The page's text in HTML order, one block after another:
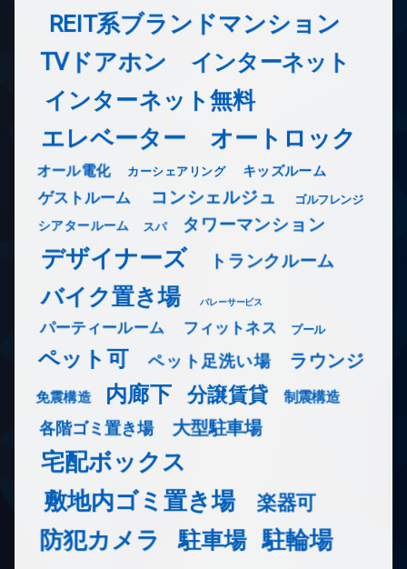
REIT系ブランドマンション
TVドアホン インターネット
インターネット無料
エレベーター オートロック
オール電化 カーシェアリング キッズルーム
ゲストルーム コンシェルジュ ゴルフレンジ
シアタールーム スパ タワーマンション
デザイナーズ トランクルーム
バイク置き場 バレーサービス
パーティールーム フィットネス プール
ペット可 ペット足洗い場 ラウンジ
免震構造 内廊下 分譲賃貸 制震構造
各階ゴミ置き場 大型駐車場
宅配ボックス
敷地内ゴミ置き場
楽器可
防犯カメラ 駐車場 駐輪場